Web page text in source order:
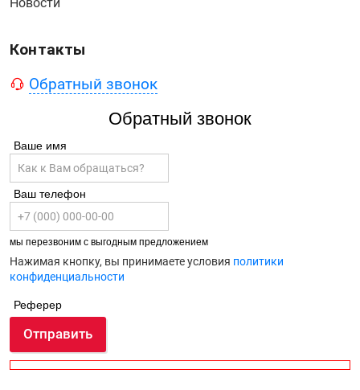
Контакты
Обратный звонок
Обратный звонок
Ваше имя
Ваш телефон
мы перезвоним с выгодным предложением
Нажимая кнопку, вы принимаете условия политики
конфиденциальности
Реферер
Отправить